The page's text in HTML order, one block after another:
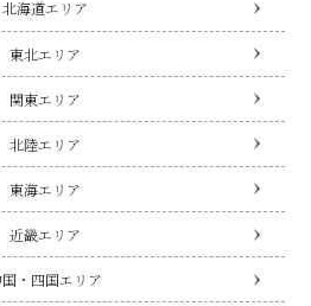
北海道エリア
東北エリア
関東エリア
北陸エリア
東海エリア
近畿エリア
国・四国エリア